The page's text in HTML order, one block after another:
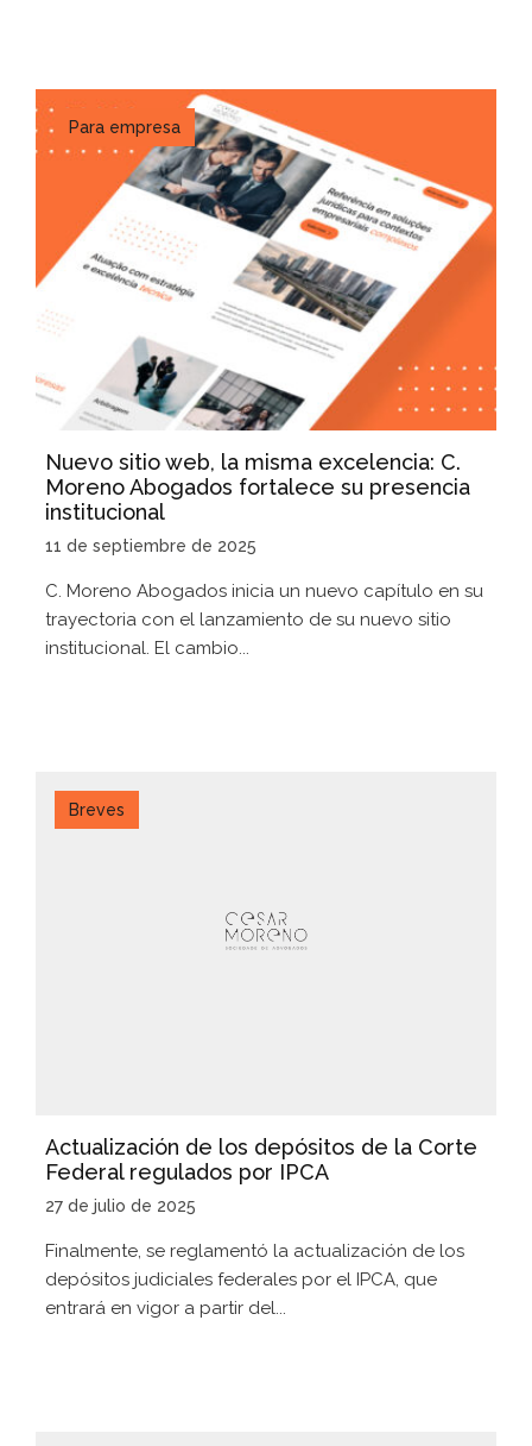
Para empresa
Nuevo sitio web, la misma excelencia: C.
Moreno Abogados fortalece su presencia
institucional
11 de septiembre de 2025
C. Moreno Abogados inicia un nuevo capítulo en su
trayectoria con el lanzamiento de su nuevo sitio
institucional. El cambio...
Breves
Actualización de los depósitos de la Corte
Federal regulados por IPCA
27 de julio de 2025
Finalmente, se reglamentó la actualización de los
depósitos judiciales federales por el IPCA, que
entrará en vigor a partir del...